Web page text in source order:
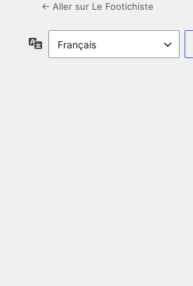
← Aller sur Le Footichiste
Langue